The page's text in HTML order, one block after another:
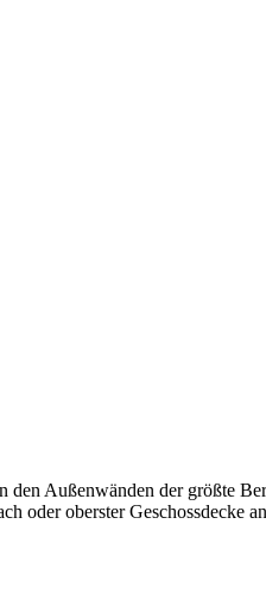
Außenwänden der größte
oder oberster